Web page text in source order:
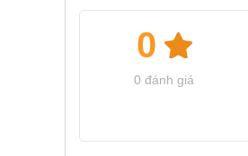
0
0 đánh giá